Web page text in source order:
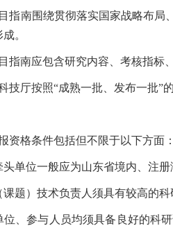
指南围绕贯彻落实国家战略布局
。
指南应包含研究内容、考核指标
技厅按照“成熟一批、发布一批”
资格条件包括但不限于以下方面
头单位一般应为山东省境内、注
课题）技术负责人须具有较高的
位、参与人员均须具备良好的科